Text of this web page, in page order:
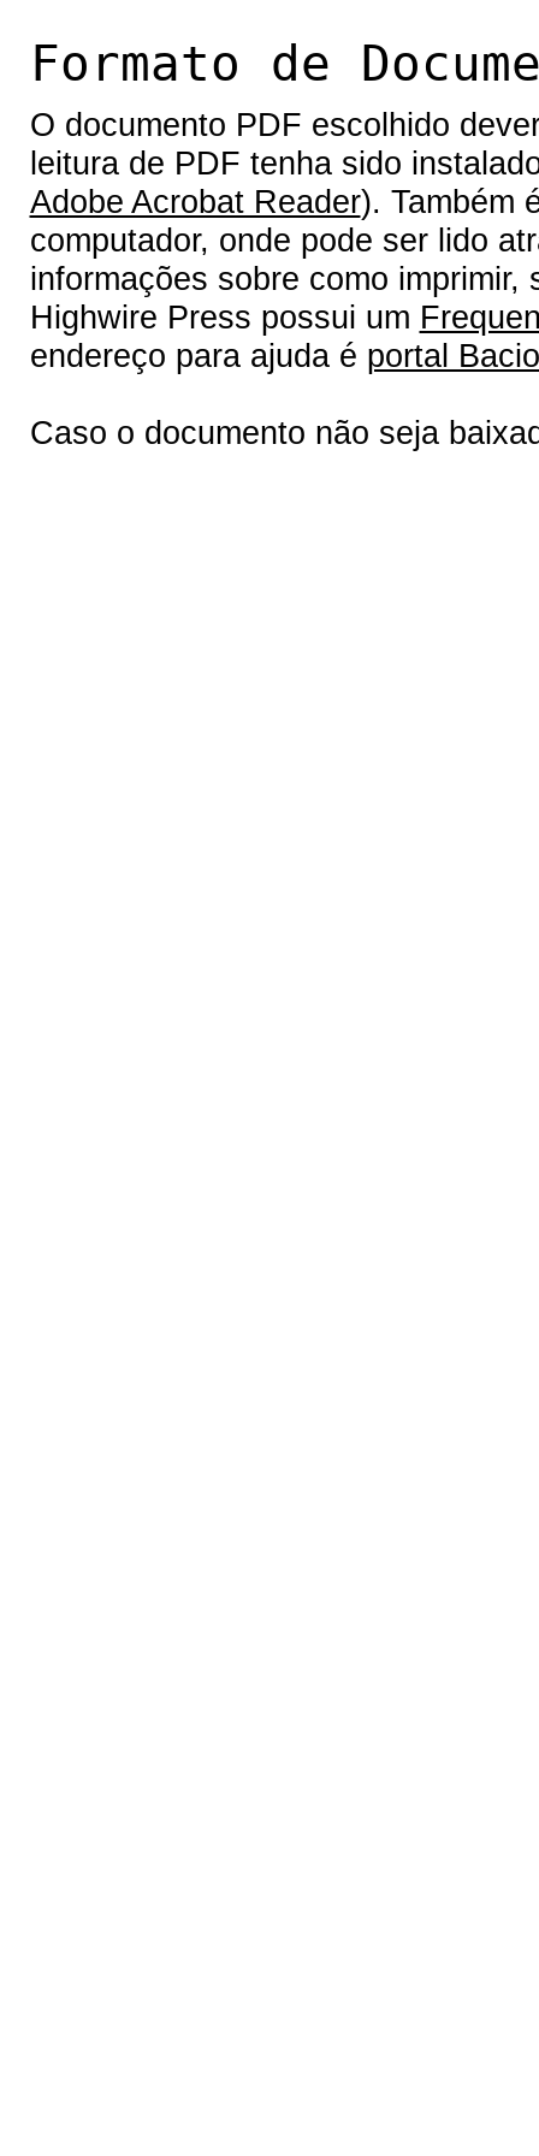
Formato de
O documento PDF escolhido
leitura de PDF tenha sido
Adobe Acrobat Reader). Também
computador, onde pode ser lido
informações sobre como
Highwire Press possui um
endereço para ajuda é portal
Caso o documento não seja